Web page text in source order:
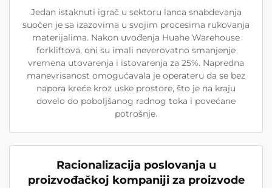
Jedan istaknuti igrač u sektoru lanca snabdevanja
suočen je sa izazovima u svojim procesima rukovanja
materijalima. Nakon uvođenja Huahe Warehouse
forkliftova, oni su imali neverovatno smanjenje
vremena utovarenja i istovarenja za 25%. Napredna
manevrisanost omogućavala je operateru da se bez
napora kreće kroz uske prostore, što je na kraju
dovelo do poboljšanog radnog toka i povećane
potrošnje.
Racionalizacija poslovanja u
proizvođačkoj kompaniji za proizvode